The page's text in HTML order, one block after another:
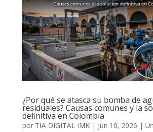
¿Por qué se atasca su bomba de
residuales? Causas comunes y la
definitiva en Colombia
por TIA DIGITAL IMK| Jun 10, 2026 |